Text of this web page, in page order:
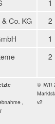
1
Co. KG 2
1
2
,
© IWR
v2